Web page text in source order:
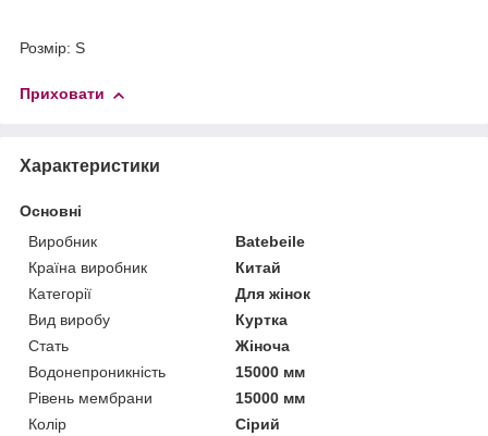
Розмір: S
Приховати
Характеристики
Основні
Виробник
Batebeile
Країна виробник
Китай
Категорії
Для жінок
Вид виробу
Куртка
Стать
Жіноча
Водонепроникність
15000 мм
Рівень мембрани
15000 мм
Колір
Сірий